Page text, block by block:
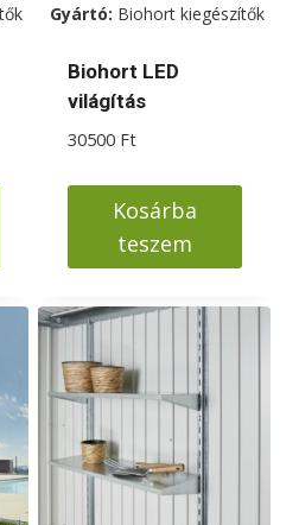
választhatók
ki
Gyártó: Biohort kiegészítők
Biohort LED
világítás
30500 Ft
Kosárba
teszem